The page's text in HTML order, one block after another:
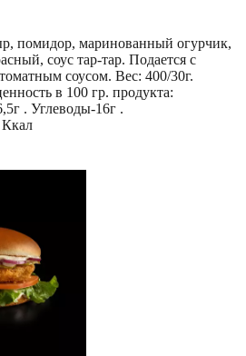
помидор, маринованный огурчик,
соус тар-тар. Подается с
соусом. Вес: 400/30г.
в 100 гр. продукта:
. Углеводы-16г .